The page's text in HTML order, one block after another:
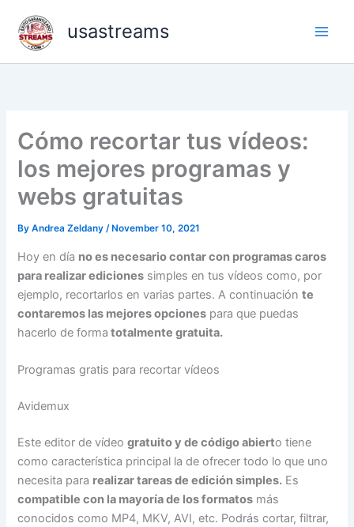
content
usastreams
Cómo recortar tus vídeos:
los mejores programas y
webs gratuitas
ByAndrea Zeldany/ November 10, 2021
Hoy en día no es necesario contar con programas caros
para realizar ediciones simples en tus vídeos como, por
ejemplo, recortarlos en varias partes. A continuaciónte
contaremos las mejores opciones para que puedas
hacerlo de forma totalmente gratuita.
Programas gratis para recortar vídeos
Avidemux
Este editor de vídeogratuito y de código abierto tiene
como característica principal la de ofrecer todo lo que uno
necesita para realizar tareas de edición simples. Es
compatible con la mayoría de los formatos más
conocidos como MP4, MKV, AVI, etc. Podrás cortar, filtrar,